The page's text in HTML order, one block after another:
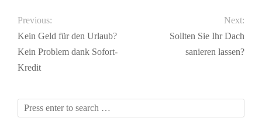
Previous:
Kein Geld für den Urlaub?
Kein Problem dank Sofort-
Kredit
Next:
Sollten Sie Ihr Dach
sanieren lassen?